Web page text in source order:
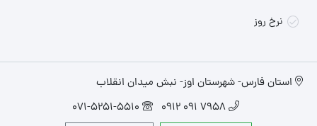
نرخ روز
استان فارس- شهرستان اوز- نبش میدان انقلاب
7958 091 0912
071-5251-5510